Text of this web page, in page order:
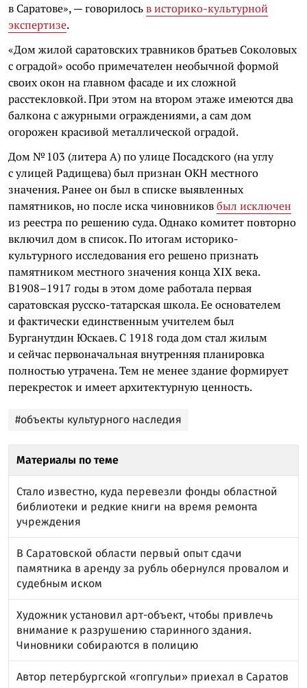
в Саратове», — говорилосьв историко-культурной
экспертизе.
«Дом жилой саратовских травников братьев Соколовых
с оградой» особо примечателен необычной формой
своих окон на главном фасаде и их сложной
расстекловкой. При этом на втором этаже имеются два
балкона с ажурными ограждениями, а сам дом
огорожен красивой металлической оградой.
Дом № 103 (литера А) по улице Посадского (на углу
с улицей Радищева) был признан ОКН местного
значения. Ранее он был в списке выявленных
памятников, но после иска чиновниковбыл исключен
из реестра по решению суда. Однако комитет повторно
включил дом в список. По итогам историко-
культурного исследования его решено признать
памятником местного значения конца XIX века.
В1908–1917 годы в этом доме работала первая
саратовская русско-татарская школа. Ее основателем
и фактически единственным учителем был
Бурганутдин Юскаев. С 1918 года дом стал жилым
и сейчас первоначальная внутренняя планировка
полностью утрачена. Тем не менее здание формирует
перекресток и имеет архитектурную ценность.
#объекты культурного наследия
Материалы по теме
Стало известно, куда перевезли фонды областной
библиотеки и редкие книги на время ремонта
учреждения
В Саратовской области первый опыт сдачи
памятника в аренду за рубль обернулся провалом и
судебным иском
Художник установил арт-объект, чтобы привлечь
внимание к разрушению старинного здания.
Чиновники собираются в полицию
Автор петербургской «гопгульи» приехал в Саратов